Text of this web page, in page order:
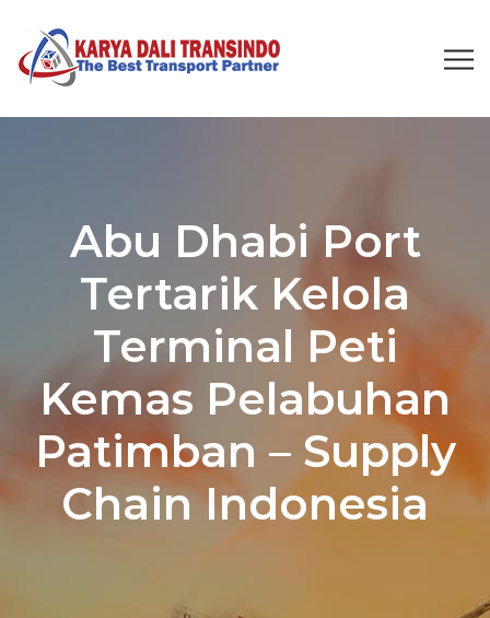
Abu Dhabi Port
Tertarik Kelola
Terminal Peti
Kemas Pelabuhan
Patimban – Supply
Chain Indonesia